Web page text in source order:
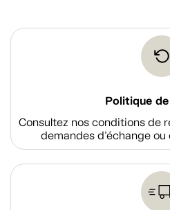
Politique
Consultez nos conditions de
demandes d'échange